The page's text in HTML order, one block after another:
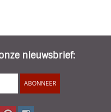
nieuwsbrief:
ABONNEER